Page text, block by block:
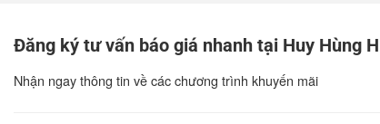
Đăng ký tư vấn báo giá nhanh tại Huy Hùng
Nhận ngay thông tin về các chương trình khuyến mãi